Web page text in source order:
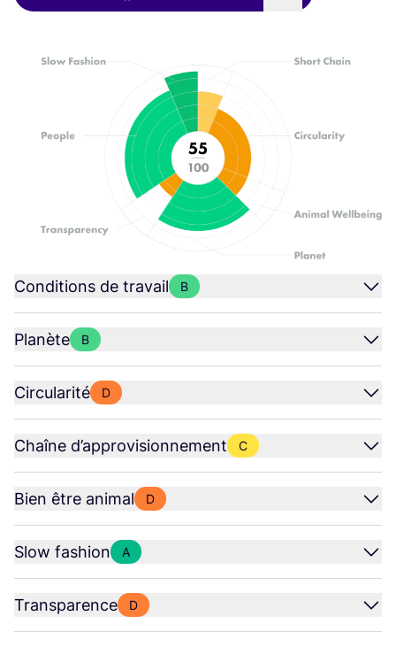
Conditions de travail B
Planète B
Circularité D
Chaîne d’approvisionnement C
Bien être animal D
Slow fashion A
Transparence D